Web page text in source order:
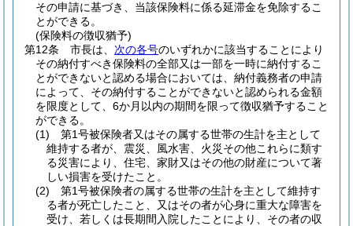
その申請に基づき、当該保険料に係る延滞金を免除するこ
とができる。
(保険料の徴収猶予)
第12条
市長は、 次の各号のいずれかに該当することにより
その納付すべき保険料の全部又は一部を一時に納付するこ
とができないと認める場合においては、納付義務者の申請
によって、その納付することができないと認められる金額
を限度として、6か月以内の期間を限って徴収猶予すること
ができる。
(1)
第1号被保険者又はその属する世帯の生計を主として
維持する者が、震災、風水害、火災その他これらに類す
る災害により、住宅、家財又はその他の財産について著
しい損害を受けたこと。
(2)
第1号被保険者の属する世帯の生計を主として維持す
る者が死亡したこと、又はその者が心身に重大な障害を
受け、若しくは長期間入院したことにより、その者の収